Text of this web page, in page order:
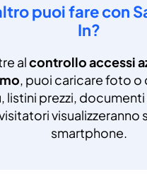
puoi fare con
In?
alcontrollo accessi
, puoi caricare foto
listini prezzi,
visualizzeranno
smartphone.